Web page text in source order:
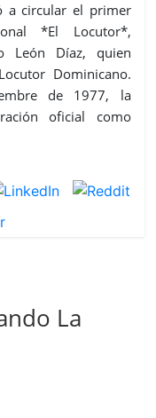
a circular el primer
*El Locutor*,
León Díaz, quien
Dominicano.
de 1977, la
oficial como
La